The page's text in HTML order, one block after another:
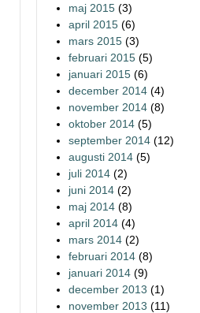
maj 2015 (3)
april 2015 (6)
mars 2015 (3)
februari 2015 (5)
januari 2015 (6)
december 2014 (4)
november 2014 (8)
oktober 2014 (5)
september 2014 (12)
augusti 2014 (5)
juli 2014 (2)
juni 2014 (2)
maj 2014 (8)
april 2014 (4)
mars 2014 (2)
februari 2014 (8)
januari 2014 (9)
december 2013 (1)
november 2013 (11)